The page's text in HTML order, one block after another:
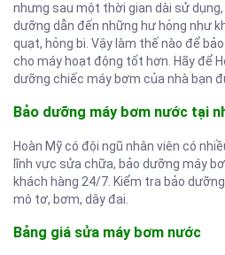
nhưng sau một thời gian dài sử
dưỡng dẫn đến những hư hỏng như
quạt, hỏng bi. Vậy làm thế nào để
cho máy hoạt động tốt hơn. Hãy để
dưỡng chiếc máy bơm của nhà bạn
Bảo dưỡng máy bơm nước tại
Hoàn Mỹ có đội ngũ nhân viên có
lĩnh vực sửa chữa, bảo dưỡng máy
khách hàng 24/7. Kiểm tra bảo
mô tơ, bơm, dây đai.
Bảng giá sửa máy bơm nước